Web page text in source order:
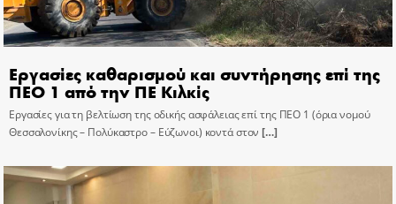
Εργασίες καθαρισμού και συντήρησης επί της
ΠΕΟ 1 από την ΠΕ Κιλκίς
Εργασίες για τη βελτίωση της οδικής ασφάλειας επί της ΠΕΟ 1 (όρια νομού
Θεσσαλονίκης – Πολύκαστρο – Εύζωνοι) κοντά στον […]